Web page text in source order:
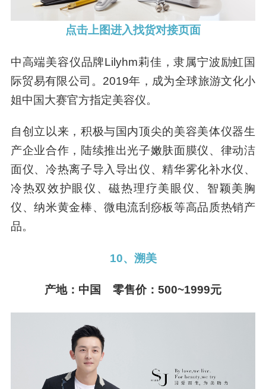
点击上图进入找货对接页面
中高端美容仪品牌Lilyhm莉佳，隶属宁波励虹国
际贸易有限公司。2019年，成为全球旅游文化小
姐中国大赛官方指定美容仪。
自创立以来，积极与国内顶尖的美容美体仪器生
产企业合作，陆续推出光子嫩肤面膜仪、律动洁
面仪、冷热离子导入导出仪、精华雾化补水仪、
冷热双效护眼仪、磁热理疗美眼仪、智颖美胸
仪、纳米黄金棒、微电流刮痧板等高品质热销产
品。
10、溯美
产地：中国 零售价：500~1999元